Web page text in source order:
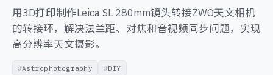
用3D打印制作Leica SL 280mm镜头转接ZWO天文相机
的转接环，解决法兰距、对焦和音视频同步问题，实现
高分辨率天文摄影。
Astrophotography DIY